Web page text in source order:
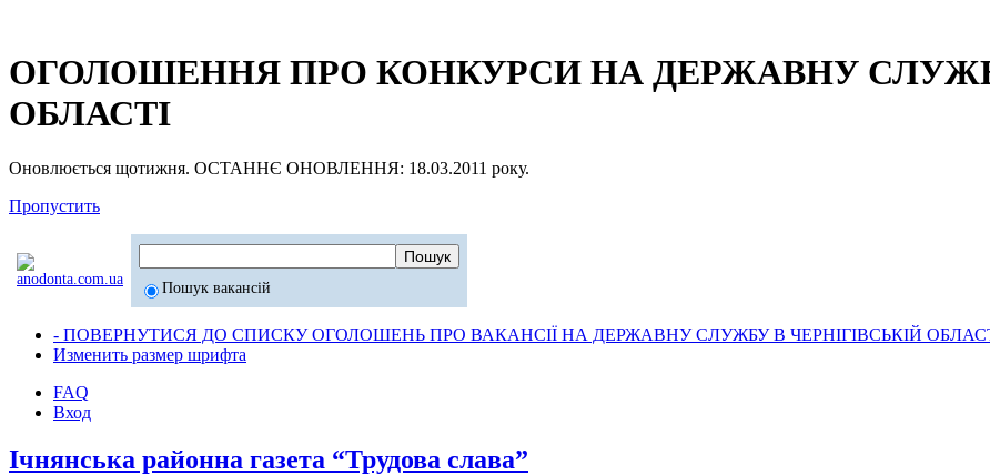
ОГОЛОШЕННЯ ПРО КОНКУРСИ НА ДЕРЖАВНУ
ОБЛАСТІ
Оновлюється щотижня. ОСТАННЄ ОНОВЛЕННЯ: 18.03.2011 року.
Пропустить
Пошук вакансій
- ПОВЕРНУТИСЯ ДО СПИСКУ ОГОЛОШЕНЬ ПРО ВАКАНСІЇ НА ДЕРЖАВНУ СЛУЖБУ В ЧЕРНІГІВСЬКІЙ
Изменить размер шрифта
FAQ
Вход
Ічнянська районна газета “Трудова слава”